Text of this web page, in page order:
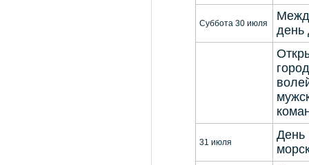
Суббота 30 июля
день
31 июля
День